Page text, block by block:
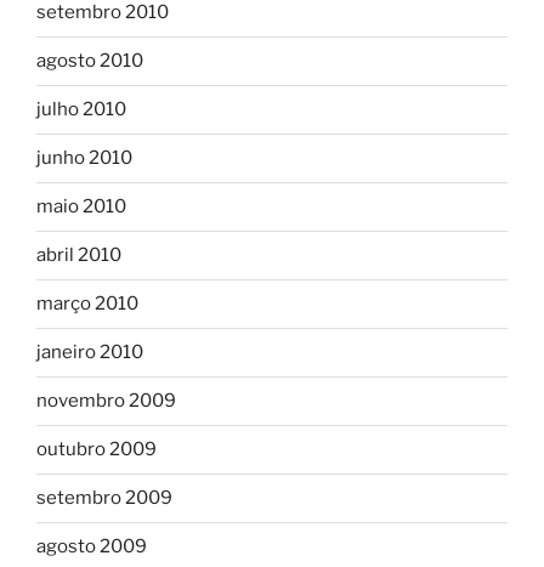
setembro 2010
agosto 2010
julho 2010
junho 2010
maio 2010
abril 2010
março 2010
janeiro 2010
novembro 2009
outubro 2009
setembro 2009
agosto 2009